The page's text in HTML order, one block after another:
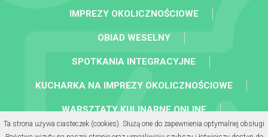
IMPREZY OKOLICZNOŚCIOWE
OBIAD WESELNY
SPOTKANIA INTEGRACYJNE
KUCHARKA NA IMPREZY OKOLICZNOŚCIOWE
WARSZTATY KULINARNE ONLINE
KOLACJA BIZNESOWA
Ta strona używa ciasteczek (cookies). Służą one do zapewnienia optymalnej obsługi